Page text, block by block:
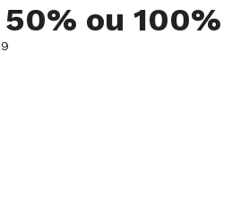
ou 100%